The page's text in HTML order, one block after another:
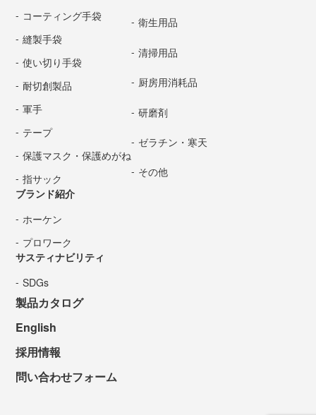
コーティング手袋
縫製手袋
使い切り手袋
耐切創製品
軍手
テープ
保護マスク・保護めがね
指サック
衛生用品
清掃用品
厨房用消耗品
研磨剤
ゼラチン・寒天
その他
ブランド紹介
ホーケン
プロワーク
サスティナビリティ
SDGs
製品カタログ
English
採用情報
問い合わせフォーム